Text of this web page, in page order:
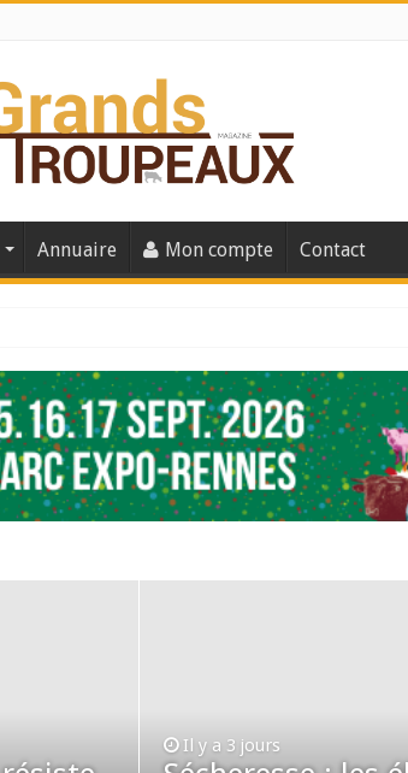
Annuaire Mon compte Contact
!
Il y a 3 jours